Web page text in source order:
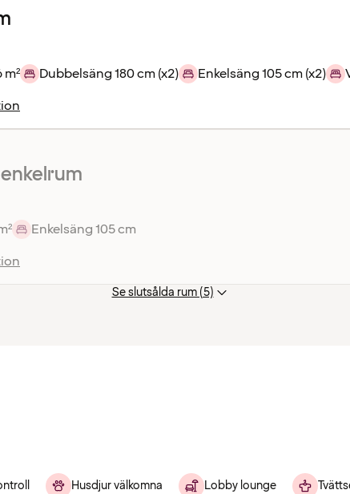
Dubbelsäng 180 cm (x2) Enkelsäng 105 cm (x2)
Enkelsäng 105 cm
Se slutsålda rum (5)
Husdjur välkomna Lobby lounge